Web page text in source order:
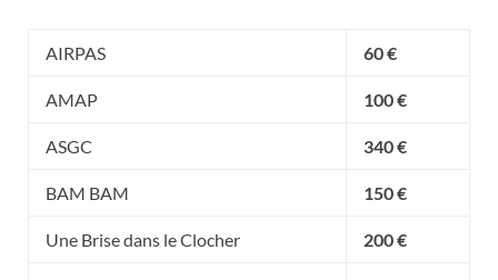
AIRPAS 60 €
AMAP 100 €
ASGC 340 €
BAM BAM 150 €
Une Brise dans le Clocher 200 €